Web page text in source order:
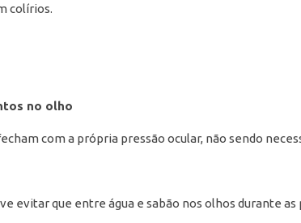
colírios.
no olho
com a própria pressão ocular, não sendo
evitar que entre água e sabão nos olhos durante as